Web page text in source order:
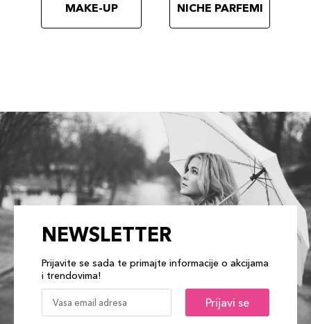
MAKE-UP NICHE PARFEMI
NEWSLETTER
Prijavite se sada te primajte informacije o akcijama
i trendovima!
Prijavi se